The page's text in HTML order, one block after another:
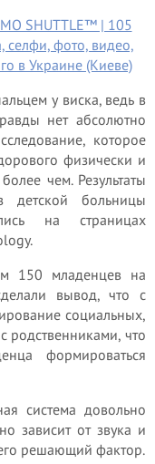
у виска, ведь в
нет абсолютно
которое
физически и
чем. Результаты
детской больницы
на страницах
150 младенцев на
вывод, что с
социальных,
родственниками, что
формироваться
система довольно
зависит от звука и
решающий фактор.